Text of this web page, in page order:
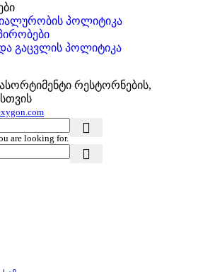
პოლიტიკა
გაცვლის პოლიტიკა
რესტორნების,
are looking for.